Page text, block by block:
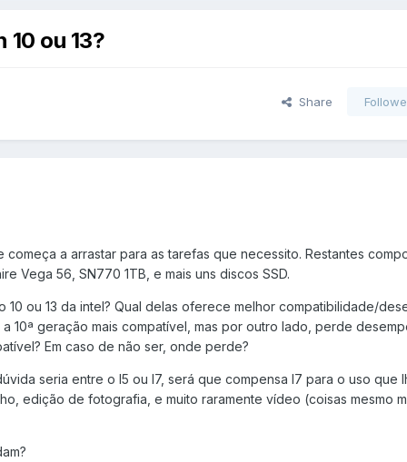
ou 13?
Share
começa a arrastar para as tarefas que necessito. Restantes
Vega 56, SN770 1TB, e mais uns discos SSD.
10 ou 13 da intel? Qual delas oferece melhor compatibilidade/
a 10ª geração mais compatível, mas por outro lado, perde
Em caso de não ser, onde perde?
seria entre o I5 ou I7, será que compensa I7 para o uso que
edição de fotografia, e muito raramente vídeo (coisas mesmo